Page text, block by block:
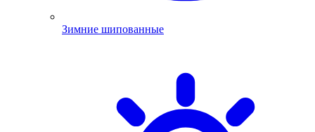
Зимние шипованные